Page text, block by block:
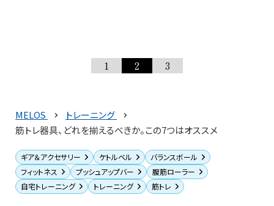
1 2 3
MELOS
トレーニング
筋トレ器具、どれを揃えるべきか。この7つはオススメ
ギア＆アクセサリー ケトルベル
バランスボール
フィットネス
プッシュアップバー
腹筋ローラー
自宅トレーニング
トレーニング 筋トレ